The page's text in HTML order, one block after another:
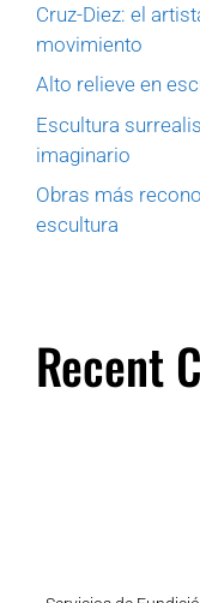
Cruz-Diez: el
movimiento
Alto relieve en
Escultura
imaginario
Obras más
escultura
Recent